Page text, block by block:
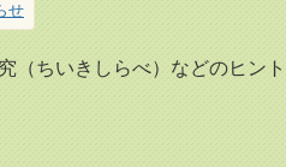
せ
ちいきしらべ）などのヒン